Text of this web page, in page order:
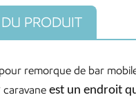
PRODUIT
remorque de bar
caravane est un endroit